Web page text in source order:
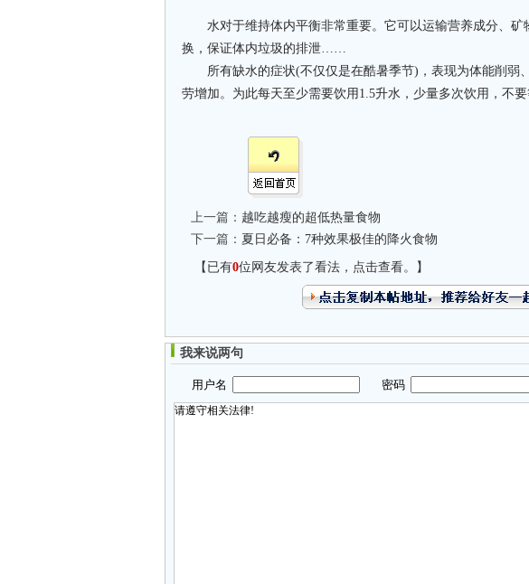
水对于维持体内平衡非常重要。它可以运输营养成分、矿
换，保证体内垃圾的排泄……
所有缺水的症状(不仅仅是在酷暑季节)，表现为体能削弱
劳增加。为此每天至少需要饮用1.5升水，少量多次饮用，不要
上一篇： 越吃越瘦的超低热量食物
下一篇： 夏日必备：7种效果极佳的降火食物
【已有0位网友发表了看法，点击查看。】
我来说两句
用户名 密码